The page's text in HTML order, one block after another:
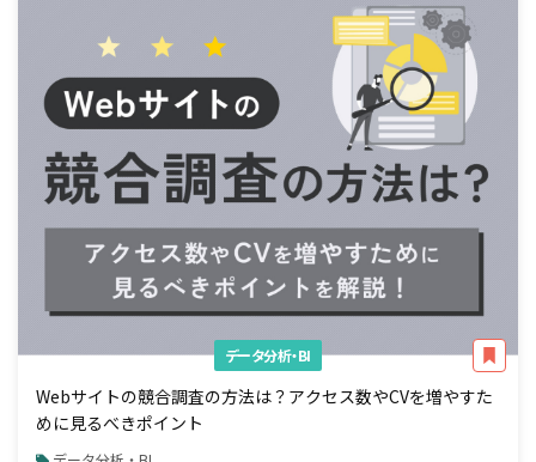
データ分析・BI
Webサイトの競合調査の方法は？アクセス数やCVを増やすた
めに見るべきポイント